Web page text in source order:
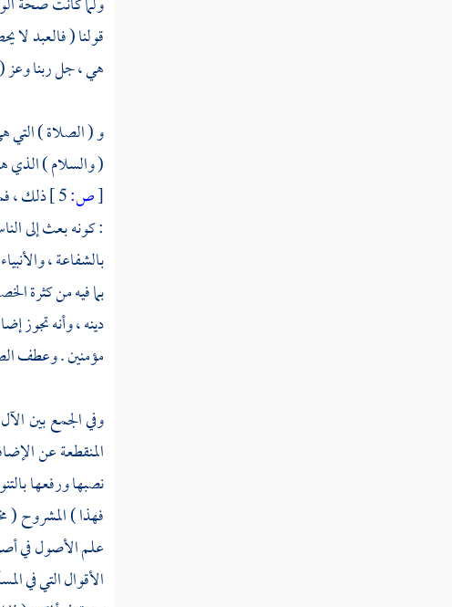
قولنا ( فالعبد
هي ، جل ربنا
و ( الصلاة ) التي
( والسلام ) الذي
[ص: ذلك ،
: كونه بعث إلى
بالشفاعة ،
بما فيه من كثرة
دينه ، وأنه تجوز
مؤمنين . وعطف
وفي الجمع بين
المنقطعة عن
نصبها ورفعها
فهذا ) المشروح (
علم الأصول في
الأقوال التي في